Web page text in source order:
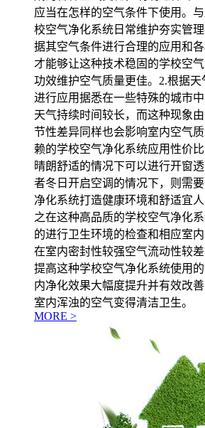
应当在怎样的空气条件下使用。
校空气净化系统日常维护夯实管
据其空气条件进行合理的应用和各
才能够让这种技术稳固的学校空
功效维护空气质量更佳。2.根据
进行应用据悉在一些特殊的城市
天气持续时间较长，而这种现象
节性差异同样也会影响室内空气
赖的学校空气净化系统应用性价
晴朗舒适的情况下可以进行开窗
者冬日开启空调的情况下，则需
净化系统打造健康环境和舒适宜
之在这种高品质的学校空气净化
的进行卫生环境的检查和相应室
在室内密封性较强空气流动性较
提高这种学校空气净化系统使用
内净化效果大幅度提升并有效改
室内浑浊的空气变得清洁卫生。
MORE >